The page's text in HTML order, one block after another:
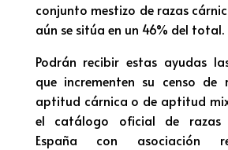
conjunto mestizo de razas
aún se sitúa en un 46% del total.
Podrán recibir estas ayudas
que incrementen su censo de
aptitud cárnica o de aptitud
el catálogo oficial de razas
España con asociación